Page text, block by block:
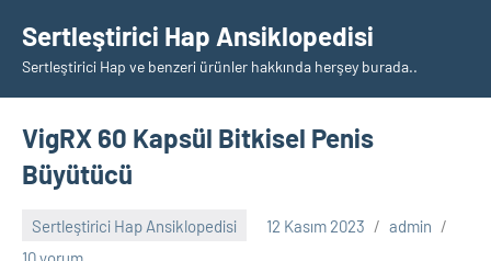
geçSertleştirici Hap Ansiklopedisi
Sertleştirici Hap ve benzeri ürünler hakkında herşey burada..
VigRX 60 Kapsül Bitkisel Penis
Büyütücü
Sertleştirici Hap Ansiklopedisi 12 Kasım 2023
admin